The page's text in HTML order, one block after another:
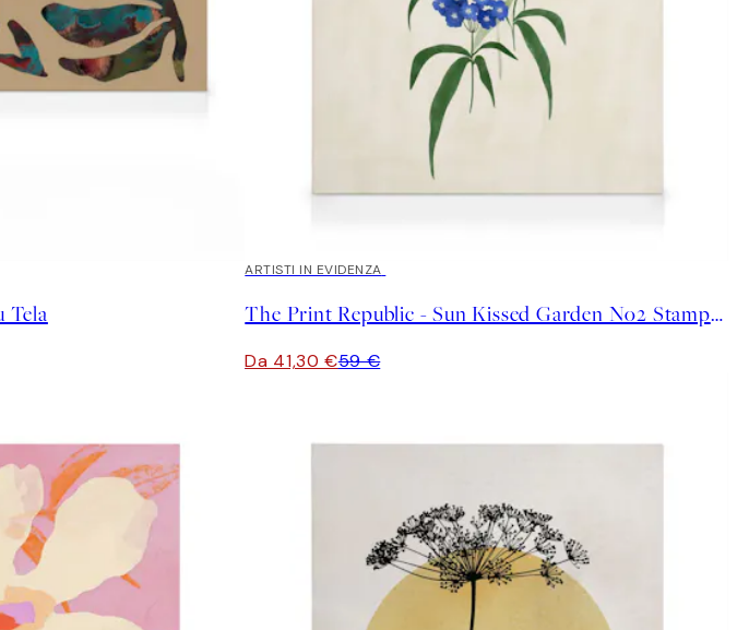
Tela
30%*
ARTISTI IN EVIDENZA
The Print Republic - Sun Kissed Garden No2 Stampa su Tela
Da 41,30 €59 €